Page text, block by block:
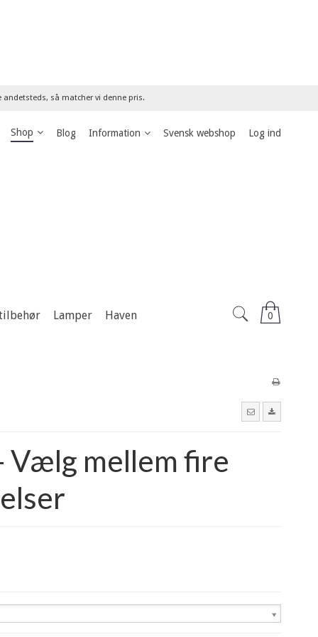
så matcher vi denne pris.
Shop Blog Information Svensk webshop Log ind
0
Lamper
Haven
Vælg mellem fire